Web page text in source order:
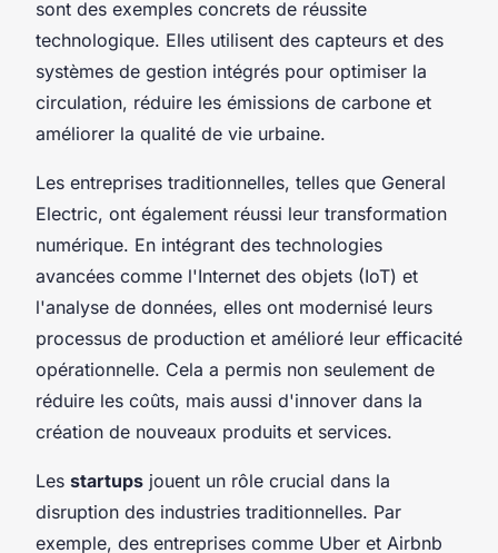
sont des exemples concrets de réussite
technologique. Elles utilisent des capteurs et des
systèmes de gestion intégrés pour optimiser la
circulation, réduire les émissions de carbone et
améliorer la qualité de vie urbaine.
Les entreprises traditionnelles, telles que General
Electric, ont également réussi leur transformation
numérique. En intégrant des technologies
avancées comme l'Internet des objets (IoT) et
l'analyse de données, elles ont modernisé leurs
processus de production et amélioré leur efficacité
opérationnelle. Cela a permis non seulement de
réduire les coûts, mais aussi d'innover dans la
création de nouveaux produits et services.
Les startups jouent un rôle crucial dans la
disruption des industries traditionnelles. Par
exemple, des entreprises comme Uber et Airbnb